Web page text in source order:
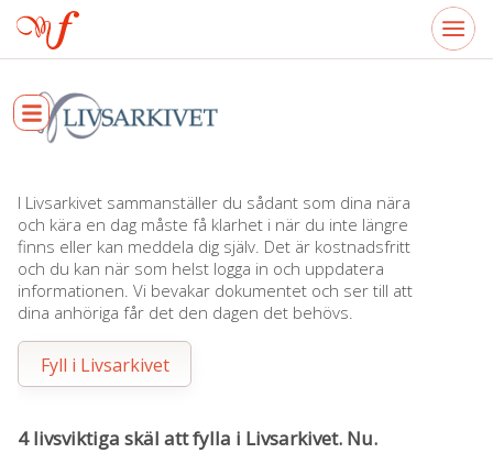
I Livsarkivet sammanställer du sådant som dina nära
och kära en dag måste få klarhet i när du inte längre
finns eller kan meddela dig själv. Det är kostnadsfritt
och du kan när som helst logga in och uppdatera
informationen. Vi bevakar dokumentet och ser till att
dina anhöriga får det den dagen det behövs.
Fyll i Livsarkivet
4 livsviktiga skäl att fylla i Livsarkivet. Nu.